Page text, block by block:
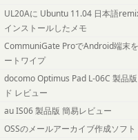
UL20Aに Ubuntu 11.04 日本語
インストールしたメモ
CommuniGate ProでAndroid端末
ートワイプ
docomo Optimus Pad L-06C 製品
ド レビュー
au IS06 製品版 簡易レビュー
OSSのメールアーカイブ作成ソフト